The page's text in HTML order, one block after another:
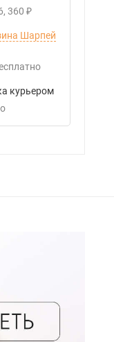
360 ₽
Шарпей
курьером